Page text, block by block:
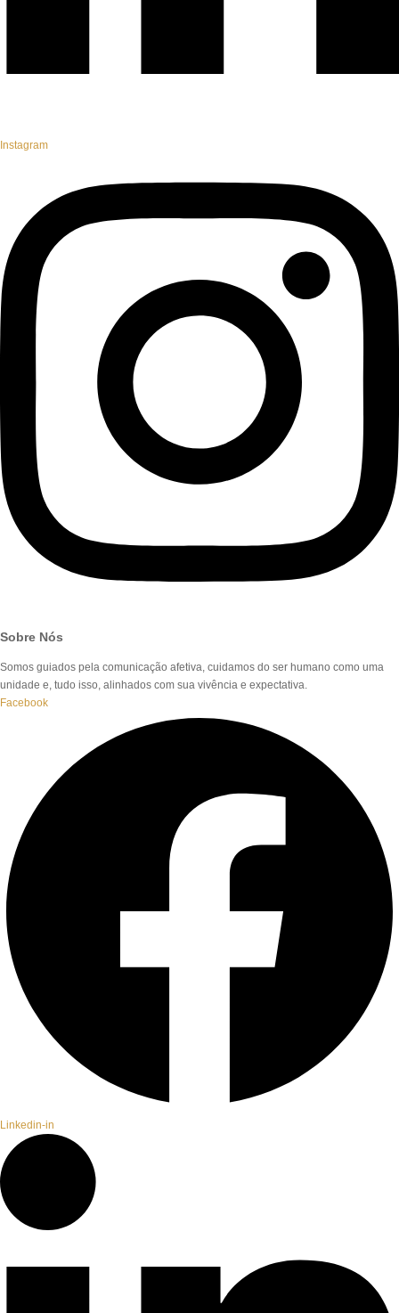
Instagram
Sobre Nós
Somos guiados pela comunicação afetiva, cuidamos do ser humano como uma
unidade e, tudo isso, alinhados com sua vivência e expectativa.
Facebook
Linkedin-in